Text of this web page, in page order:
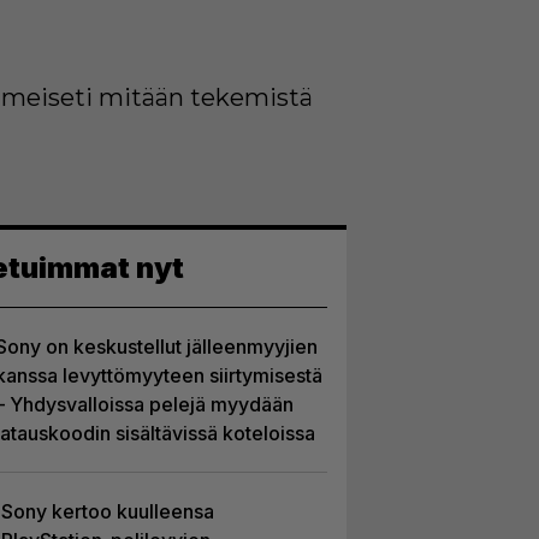
mitään tekemistä
nyt
on keskustellut jälleenmyyjien
levyttömyyteen siirtymisestä
Yhdysvalloissa pelejä myydään
sisältävissä koteloissa
Sony kertoo kuulleensa